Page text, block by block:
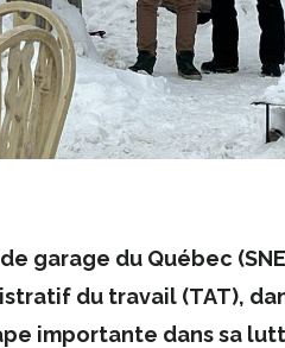
garage du Québec
du travail (TAT),
importante dans sa